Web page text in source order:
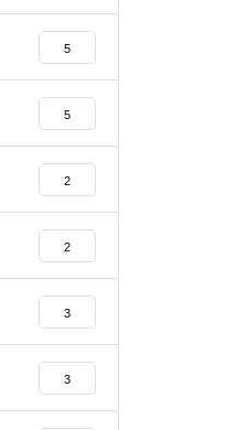
5
5
2
2
3
3